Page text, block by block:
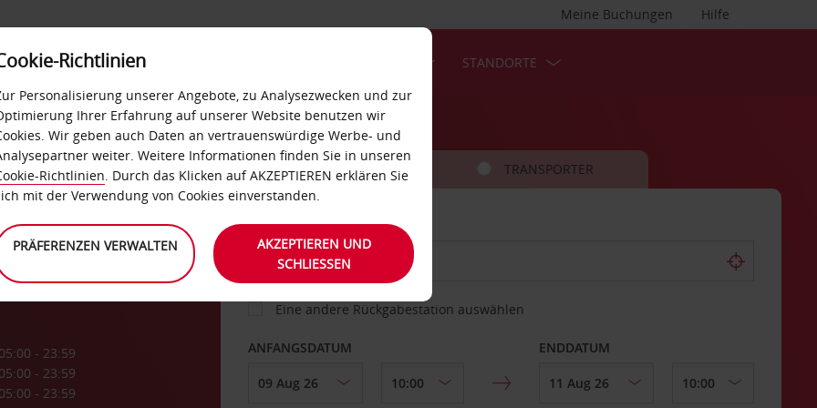
Hilfe
Meine Buchungen
SELF-SERVICES STANDORTE
05:00 - 23:59
05:00 - 23:59
05:00 - 23:59
FAHRZEUG TRANSPORTER
ABHOLEN VON
Eine andere Rückgabestation auswählen
ANFANGSDATUM ENDDATUM
Richtlinien
Personalisierung unserer Angebote, zu Analysezwecken und zur
Ihrer Erfahrung auf unserer Website benutzen wir
Wir geben auch Daten an vertrauenswürdige Werbe- und
weiter. Weitere Informationen finden Sie in unseren
Richtlinien. Durch das Klicken auf AKZEPTIEREN erklären Sie
mit der Verwendung von Cookies einverstanden.
PRÄFERENZEN VERWALTEN
AKZEPTIEREN UND
SCHLIESSEN